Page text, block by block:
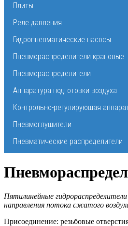
Плиты
Реле давления
Гидропневматические насосы
Пневмораспределители крановые
Пневмораспределители
Аппаратура подготовки воздуха
Контрольно-регулирующая
Пневмоглушители
Пневматические распределители
Пятилинейные
направления потока сжатого
Присоединение: резьбовые